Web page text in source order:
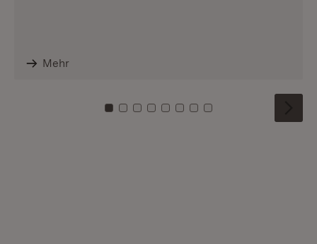
Mehr
Zu Kachel: 0
Zu Kachel: 1
Zu Kachel: 2
Zu Kachel: 3
Zu Kachel: 4
Zu Kachel: 5
Zu Kachel: 6
Zu Kachel: 7